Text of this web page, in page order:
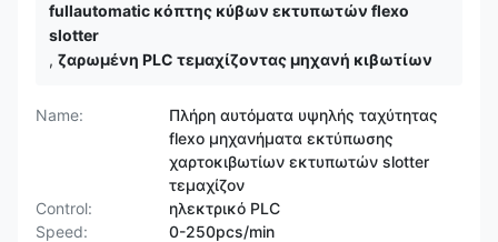
fullautomatic κόπτης κύβων εκτυπωτών flexo
slotter
, ζαρωμένη PLC τεμαχίζοντας μηχανή κιβωτίων
Name:
Πλήρη αυτόματα υψηλής ταχύτητας
flexo μηχανήματα εκτύπωσης
χαρτοκιβωτίων εκτυπωτών slotter
τεμαχίζον
Control:
ηλεκτρικό PLC
Speed:
0-250pcs/min